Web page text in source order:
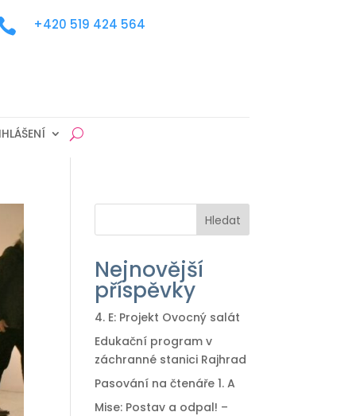
+420 519 424 564
Hledat
Nejnovější
příspěvky
4. E: Projekt Ovocný salát
Edukační program v
záchranné stanici Rajhrad
Pasování na čtenáře 1. A
Mise: Postav a odpal! –